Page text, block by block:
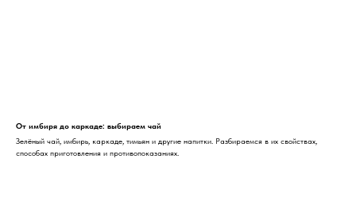
От имбиря до каркаде: выбираем чай
Зелёный чай, имбирь, каркаде, тимьян и другие напитки. Разбираемся в их свойствах,
способах приготовления и противопоказаниях.